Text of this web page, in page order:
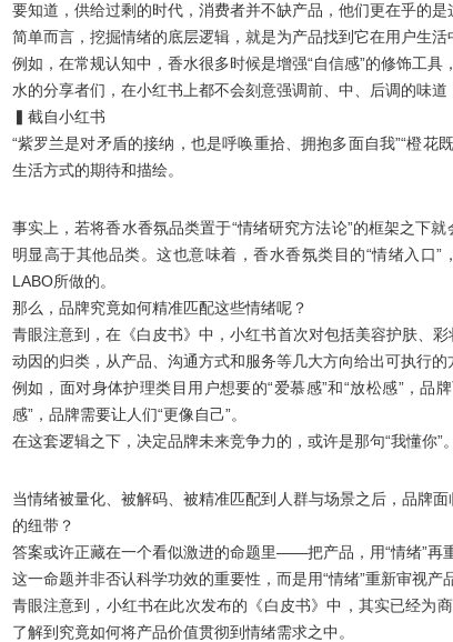
要知道，供给过剩的时代，消费者并不缺产品，他们更在乎的是
简单而言，挖掘情绪的底层逻辑，就是为产品找到它在用户生活
例如，在常规认知中，香水很多时候是增强“自信感”的修饰工
水的分享者们，在小红书上都不会刻意强调前、中、后调的味道
▍ 截自小红书
“紫罗兰是对矛盾的接纳，也是呼唤重拾、拥抱多面自我”“橙
生活方式的期待和描绘。
事实上，若将香水香氛品类置于“情绪研究方法论”的框架之下
明显高于其他品类。这也意味着，香水香氛类目的“情绪入口
LABO所做的。
那么，品牌究竟如何精准匹配这些情绪呢？
青眼注意到，在《白皮书》中，小红书首次对包括美容护肤、
动因的归类，从产品、沟通方式和服务等几大方向给出可执行的
例如，面对身体护理类目用户想要的“爱慕感”和“放松感”，品
感”，品牌需要让人们“更像自己”。
在这套逻辑之下，决定品牌未来竞争力的，或许是那句“我懂你”。
当情绪被量化、被解码、被精准匹配到人群与场景之后，品牌
的纽带？
答案或许正藏在一个看似激进的命题里——把产品，用“情绪”再
这一命题并非否认科学功效的重要性，而是用“情绪”重新审视产
青眼注意到，小红书在此次发布的《白皮书》中，其实已经为
了解到究竟如何将产品价值贯彻到情绪需求之中。